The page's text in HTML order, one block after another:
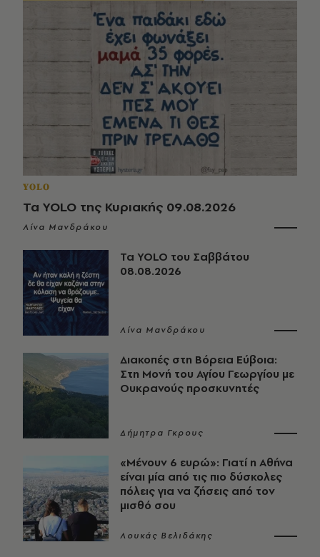
YOLO
Τα YOLO της Κυριακής 09.08.2026
Λίνα Μανδράκου
Τα YOLO του Σαββάτου
08.08.2026
Λίνα Μανδράκου
Διακοπές στη Βόρεια Εύβοια:
Στη Μονή του Αγίου Γεωργίου με
Ουκρανούς προσκυνητές
Δήμητρα Γκρους
«Μένουν 6 ευρώ»: Γιατί η Αθήνα
είναι μία από τις πιο δύσκολες
πόλεις για να ζήσεις από τον
μισθό σου
Λουκάς Βελιδάκης